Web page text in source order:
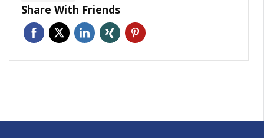
Share With Friends